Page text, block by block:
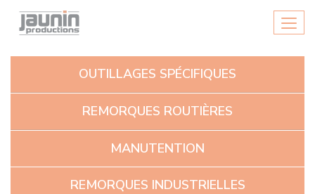
Menu
OUTILLAGES SPÉCIFIQUES
REMORQUES ROUTIÈRES
MANUTENTION
REMORQUES INDUSTRIELLES